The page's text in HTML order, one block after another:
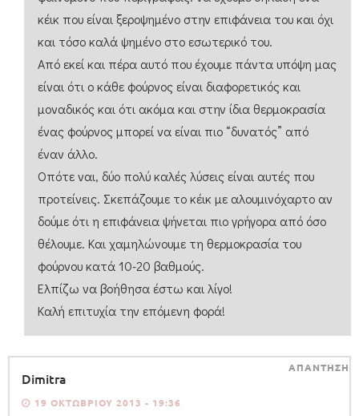
κέικ που είναι ξεροψημένο στην επιφάνεια του και όχι
και τόσο καλά ψημένο στο εσωτερικό του.
Από εκεί και πέρα αυτό που έχουμε πάντα υπόψη μας
είναι ότι ο κάθε φούρνος είναι διαφορετικός και
μοναδικός και ότι ακόμα και στην ίδια θερμοκρασία
ένας φούρνος μπορεί να είναι πιο “δυνατός” από
έναν άλλο.
Οπότε ναι, δύο πολύ καλές λύσεις είναι αυτές που
προτείνεις. Σκεπάζουμε το κέικ με αλουμινόχαρτο αν
δούμε ότι η επιφάνεια ψήνεται πιο γρήγορα από όσο
θέλουμε. Και χαμηλώνουμε τη θερμοκρασία του
φούρνου κατά 10-20 βαθμούς.
Ελπίζω να βοήθησα έστω και λίγο!
Καλή επιτυχία την επόμενη φορά!
Dimitra
19 ΟΚΤΩΒΡΊΟΥ 2013 - 19:36
ΑΠΑΝΤΗΣΗ